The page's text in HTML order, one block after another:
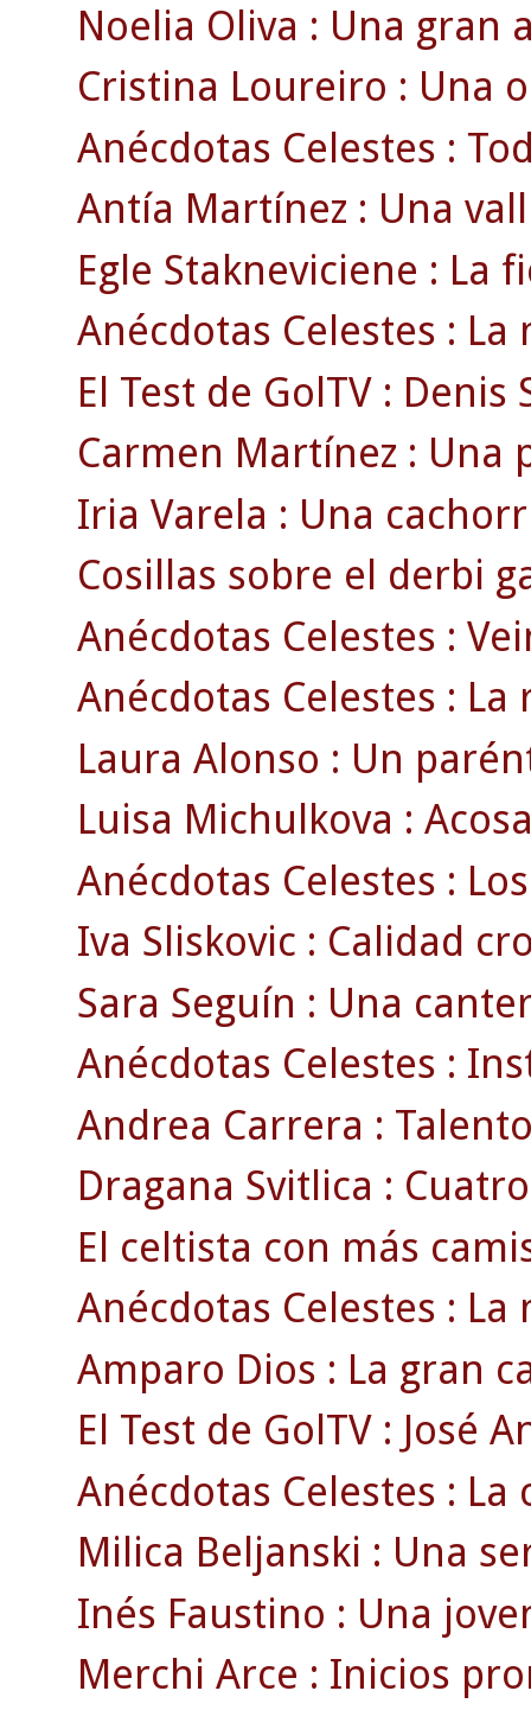
Noelia Oliva : Una gran
Cristina Loureiro : Una
Anécdotas Celestes :
Antía Martínez : Una
Egle Stakneviciene : La
Anécdotas Celestes :
El Test de GolTV : Denis
Carmen Martínez : Una
Iria Varela : Una
Cosillas sobre el derbi
Anécdotas Celestes :
Anécdotas Celestes :
Laura Alonso : Un
Luisa Michulkova :
Anécdotas Celestes :
Iva Sliskovic : Calidad
Sara Seguín : Una
Anécdotas Celestes :
Andrea Carrera :
Dragana Svitlica :
El celtista con más
Anécdotas Celestes :
Amparo Dios : La gran
El Test de GolTV : José
Anécdotas Celestes : La
Milica Beljanski : Una
Inés Faustino : Una
Merchi Arce : Inicios